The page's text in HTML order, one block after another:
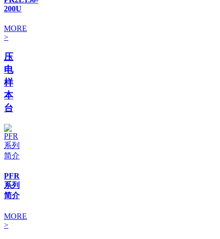
200U
MORE
>
压
电
样
本
台
PFR
系列
简介
MORE
>